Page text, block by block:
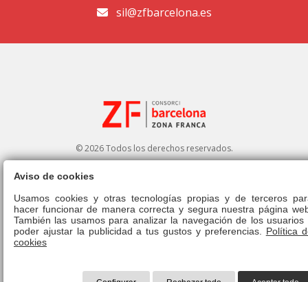
sil@zfbarcelona.es
© 2026 Todos los derechos reservados.
Aviso legal|Política de privacidad|Política de cookies|Canal ético|
Derecho de admisión|Normativa
Aviso de cookies
Usamos cookies y otras tecnologías propias y de terceros
hacer funcionar de manera correcta y segura nuestra página
También las usamos para analizar la navegación de los usuarios
poder ajustar la publicidad a tus gustos y preferencias. Política
cookies